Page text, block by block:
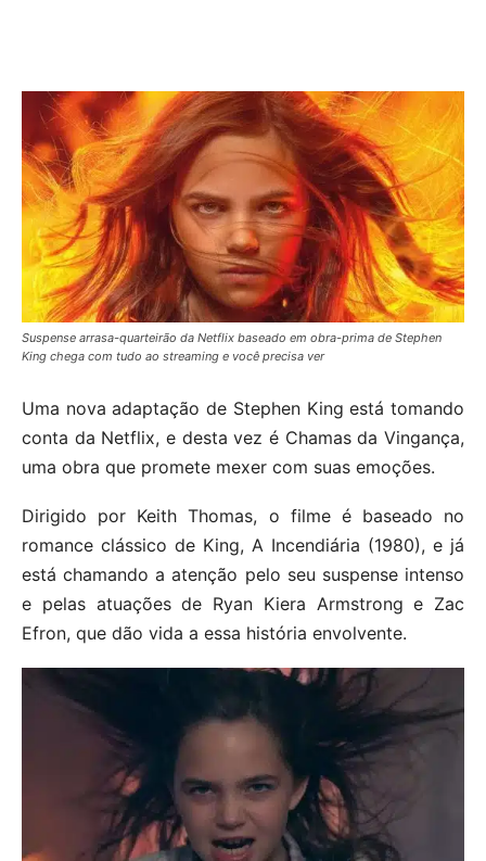
Suspense arrasa-quarteirão da Netflix baseado em obra-prima de Stephen
King chega com tudo ao streaming e você precisa ver
Uma nova adaptação de Stephen King está tomando
conta da Netflix, e desta vez é Chamas da Vingança,
uma obra que promete mexer com suas emoções.
Dirigido por Keith Thomas, o filme é baseado no
romance clássico de King, A Incendiária (1980), e já
está chamando a atenção pelo seu suspense intenso
e pelas atuações de Ryan Kiera Armstrong e Zac
Efron, que dão vida a essa história envolvente.